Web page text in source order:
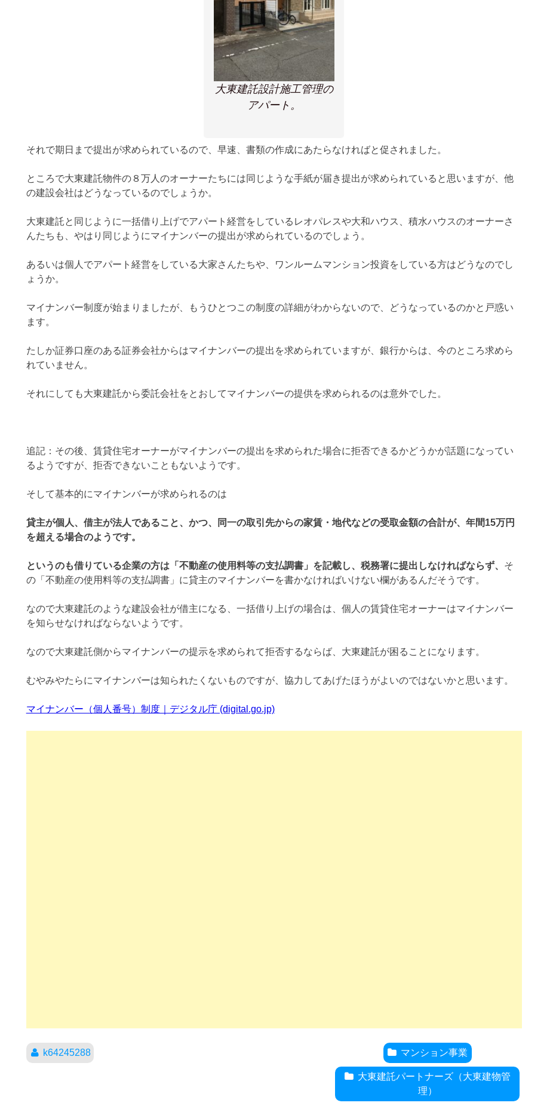
大東建託設計施工管理の
アパート。
それで期日まで提出が求められているので、早速、書類の作成にあたらなければと促されました。
ところで大東建託物件の８万人のオーナーたちには同じような手紙が届き提出が求められていると思いますが、他
の建設会社はどうなっているのでしょうか。
大東建託と同じように一括借り上げでアパート経営をしているレオパレスや大和ハウス、積水ハウスのオーナーさ
んたちも、やはり同じようにマイナンバーの提出が求められているのでしょう。
あるいは個人でアパート経営をしている大家さんたちや、ワンルームマンション投資をしている方はどうなのでし
ょうか。
マイナンバー制度が始まりましたが、もうひとつこの制度の詳細がわからないので、どうなっているのかと戸惑い
ます。
たしか証券口座のある証券会社からはマイナンバーの提出を求められていますが、銀行からは、今のところ求めら
れていません。
それにしても大東建託から委託会社をとおしてマイナンバーの提供を求められるのは意外でした。
追記：その後、賃貸住宅オーナーがマイナンバーの提出を求められた場合に拒否できるかどうかが話題になってい
るようですが、拒否できないこともないようです。
そして基本的にマイナンバーが求められるのは
貸主が個人、借主が法人であること、かつ、同一の取引先からの家賃・地代などの受取金額の合計が、年間15万円
を超える場合のようです。
というのも借りている企業の方は「不動産の使用料等の支払調書」を記載し、税務署に提出しなければならず、 そ
の「不動産の使用料等の支払調書」に貸主のマイナンバーを書かなければいけない欄があるんだそうです。
なので大東建託のような建設会社が借主になる、一括借り上げの場合は、個人の賃貸住宅オーナーはマイナンバー
を知らせなければならないようです。
なので大東建託側からマイナンバーの提示を求められて拒否するならば、大東建託が困ることになります。
むやみやたらにマイナンバーは知られたくないものですが、協力してあげたほうがよいのではないかと思います。
マイナンバー（個人番号）制度｜デジタル庁 (digital.go.jp)
k64245288 マンション事業
大東建託パートナーズ（大東建物管
理）